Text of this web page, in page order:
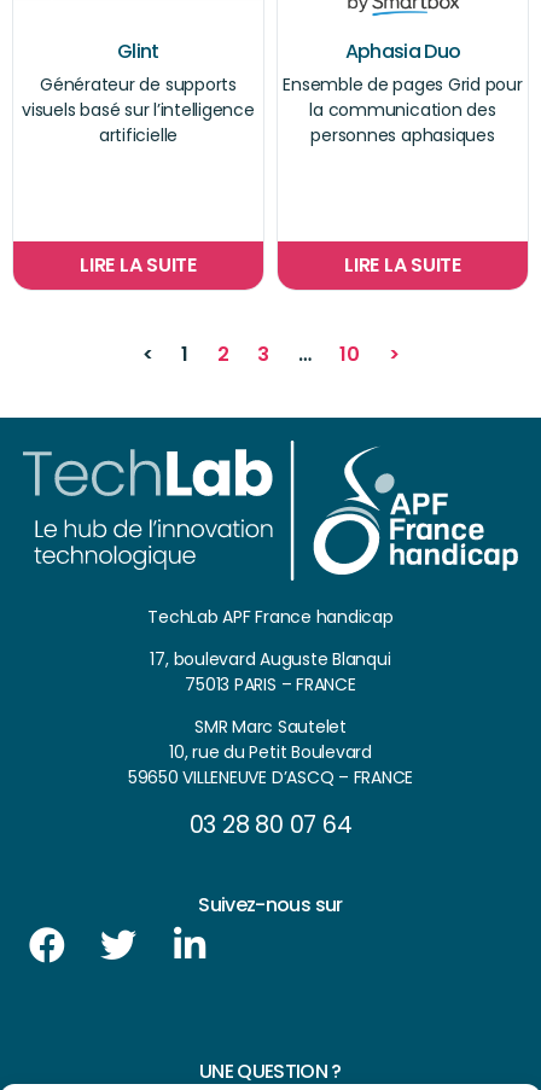
Glint
Générateur de supports
visuels basé sur l’intelligence
artificielle
LIRE LA SUITE
Aphasia Duo
Ensemble de pages Grid pour
la communication des
personnes aphasiques
LIRE LA SUITE
< 1 2 3 … 10 >
TechLab APF France handicap
17, boulevard Auguste Blanqui
75013 PARIS – FRANCE
SMR Marc Sautelet
10, rue du Petit Boulevard
59650 VILLENEUVE D’ASCQ – FRANCE
03 28 80 07 64
Suivez-nous sur
UNE QUESTION ?